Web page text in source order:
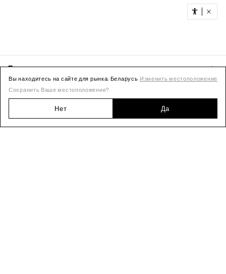
Вы находитесь на сайте для рынка: Беларусь Изменить местоположение
Сохранить Ваше местоположение?
Нет Да